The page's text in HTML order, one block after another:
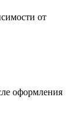
от
оформления